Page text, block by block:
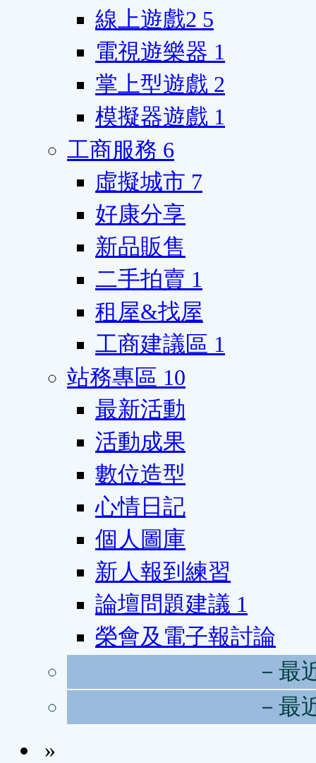
線上遊戲2 5
電視遊樂器 1
掌上型遊戲 2
模擬器遊戲 1
工商服務 6
虛擬城市 7
好康分享
新品販售
二手拍賣 1
租屋&找屋
工商建議區 1
站務專區 10
最新活動
活動成果
數位造型
心情日記
個人圖庫
新人報到練習
論壇問題建議 1
榮會及電子報討論
－最
－最
»